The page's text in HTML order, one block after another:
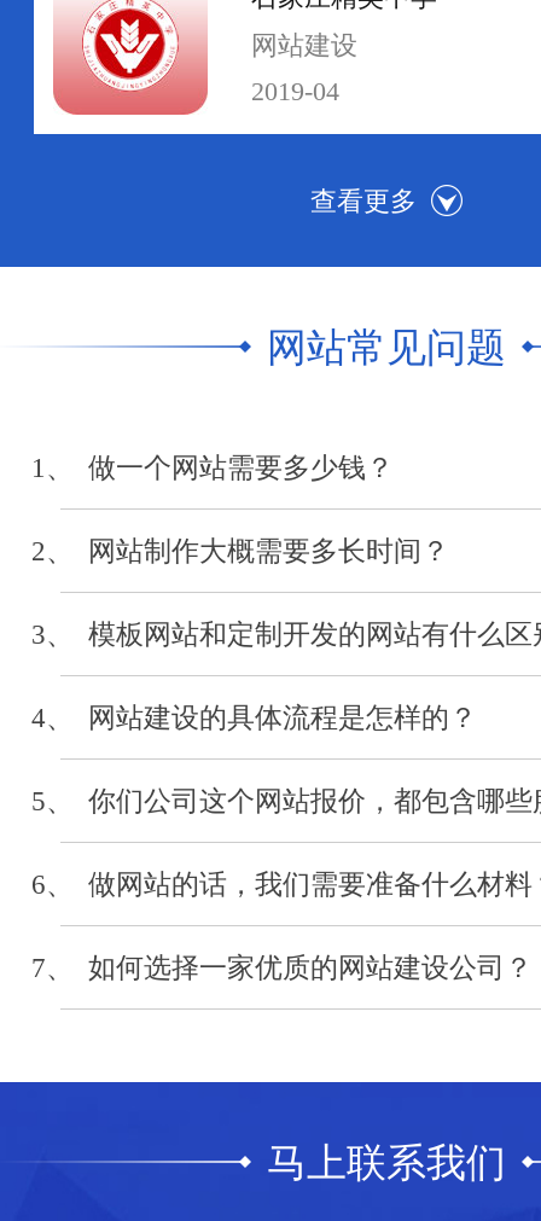
网站建设
2019-04
河北传媒学院
网站制作
2019-04
河北经贸大学
2019-04
河北省浙江省会
网站制作
网站常见问题
1、 做一个网站需要多少钱？
2、 网站制作大概需要多长时间？
3、 模板网站和定制开发的网站有什么区
4、 网站建设的具体流程是怎样的？
5、 你们公司这个网站报价，都包含哪些
6、 做网站的话，我们需要准备什么材料
7、 如何选择一家优质的网站建设公司？
马上联系我们